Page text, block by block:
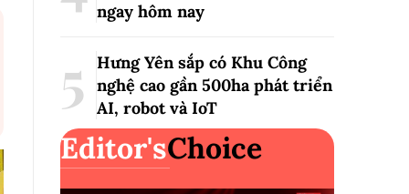
ngay hôm nay
Hưng Yên sắp có Khu Công
nghệ cao gần 500ha phát triển
AI, robot và IoT
Editor'sChoice